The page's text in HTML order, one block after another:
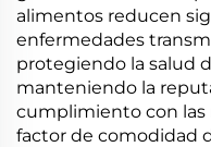
alimentos reducen
enfermedades
protegiendo la salud
manteniendo la
cumplimiento con las
factor de comodidad